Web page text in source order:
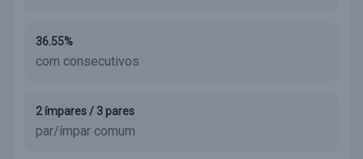
36.55%
com consecutivos
2 ímpares / 3 pares
par/ímpar comum